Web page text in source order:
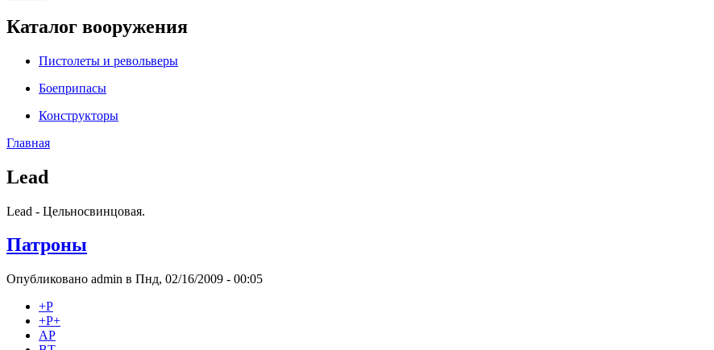
Каталог вооружения
Пистолеты и револьверы
Боеприпасы
Конструкторы
Главная
Lead
Lead - Цельносвинцовая.
Патроны
Опубликовано admin в Пнд, 02/16/2009 - 00:05
+Р
+Р+
AP